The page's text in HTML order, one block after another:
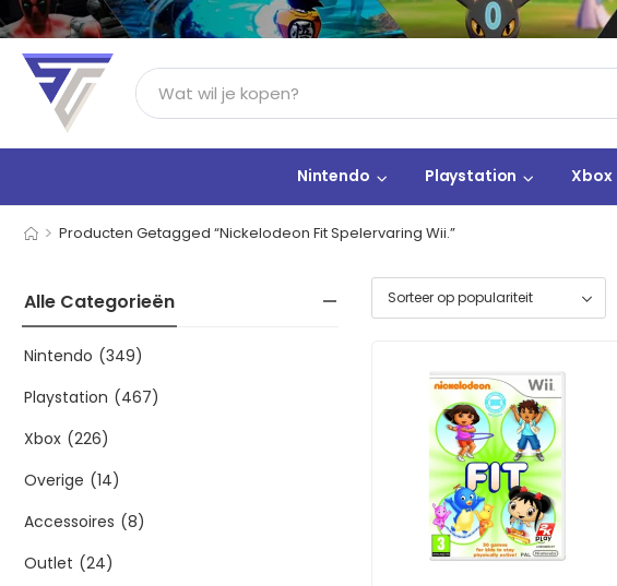
Nintendo Playstation Xbox
> Producten Getagged “Nickelodeon Fit Spelervaring Wii.”
Alle Categorieën
Nintendo (349)
Playstation (467)
Xbox (226)
Overige (14)
Accessoires (8)
Outlet (24)